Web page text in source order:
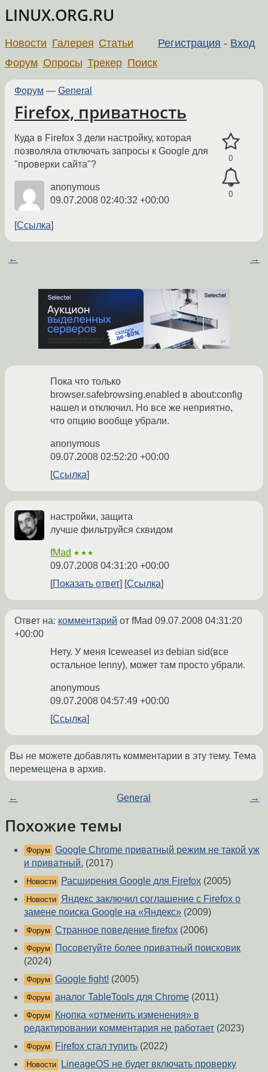
LINUX.ORG.RU
Регистрация - Вход
Новости Галерея Статьи
Форум Опросы Трекер Поиск
Форум — General
Firefox, приватность
0
0
Куда в Firefox 3 дели настройку, которая
позволяла отключать запросы к Google для
"проверки сайта"?
anonymous
09.07.2008 02:40:32 +00:00
Ссылка
← →
Пока что только
browser.safebrowsing.enabled в about:config
нашел и отключил. Но все же неприятно,
что опцию вообще убрали.
anonymous
09.07.2008 02:52:20 +00:00
Ссылка
настройки, защита
лучше фильтруйся сквидом
fMad ★★★
09.07.2008 04:31:20 +00:00
Показать ответ
Ссылка
Ответ на: комментарий от fMad 09.07.2008 04:31:20
+00:00
Нету. У меня Iceweasel из debian sid(все
остальное lenny), может там просто убрали.
anonymous
09.07.2008 04:57:49 +00:00
Ссылка
Вы не можете добавлять комментарии в эту тему. Тема
перемещена в архив.
← General →
Похожие темы
Форум Google Chrome приватный режим не такой уж
и приватный. (2017)
Новости Расширения Google для Firefox (2005)
Новости Яндекс заключил соглашение с Firefox о
замене поиска Google на «Яндекс» (2009)
Форум Странное поведение firefox (2006)
Форум
Посоветуйте более приватный поисковик
(2024)
Форум Google fight! (2005)
Форум аналог TableTools для Chrome (2011)
Форум
Кнопка «отменить изменения» в
редактировании комментария не работает (2023)
Форум Firefox стал тупить (2022)
Новости LineageOS не будет включать проверку